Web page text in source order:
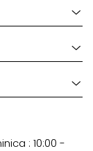
: 10:00 -